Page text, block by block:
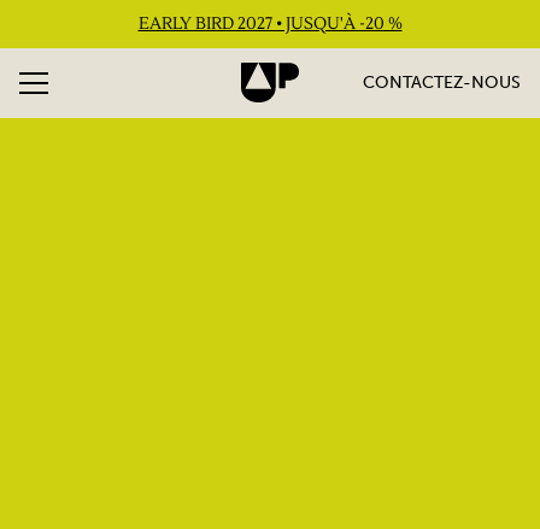
EARLY BIRD 2027 • JUSQU'À -20 %
CONTACTEZ-NOUS